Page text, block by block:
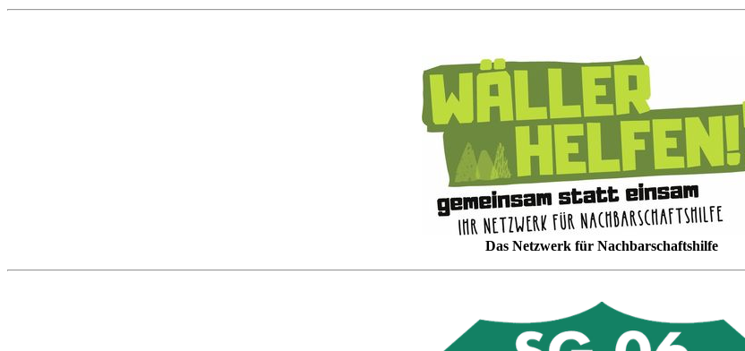
Das Netzwerk für Nachbarschaftshilfe